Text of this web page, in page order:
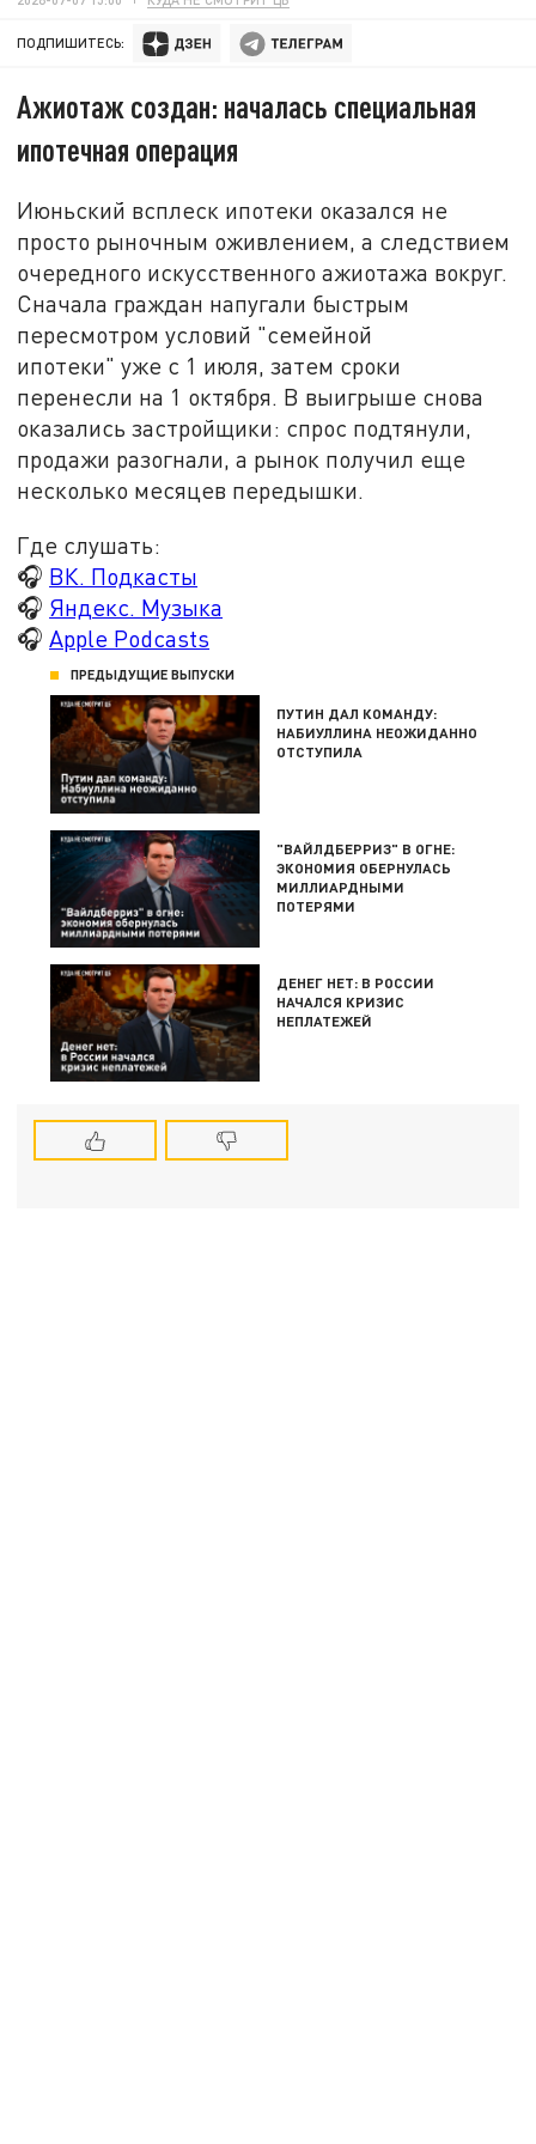
ПОДПИШИТЕСЬ:
Ажиотаж создан: началась специальная
ипотечная операция
Июньский всплеск ипотеки оказался не
просто рыночным оживлением, а следствием
очередного искусственного ажиотажа вокруг.
Сначала граждан напугали быстрым
пересмотром условий "семейной
ипотеки" уже с 1 июля, затем сроки
перенесли на 1 октября. В выигрыше снова
оказались застройщики: спрос подтянули,
продажи разогнали, а рынок получил еще
несколько месяцев передышки.
Где слушать:
🎧 ВК. Подкасты
🎧 Яндекс. Музыка
🎧 Apple Podcasts
ПРЕДЫДУЩИЕ ВЫПУСКИ
ПУТИН ДАЛ КОМАНДУ:
НАБИУЛЛИНА НЕОЖИДАННО
ОТСТУПИЛА
"ВАЙЛДБЕРРИЗ" В ОГНЕ:
ЭКОНОМИЯ ОБЕРНУЛАСЬ
МИЛЛИАРДНЫМИ
ПОТЕРЯМИ
ДЕНЕГ НЕТ: В РОССИИ
НАЧАЛСЯ КРИЗИС
НЕПЛАТЕЖЕЙ